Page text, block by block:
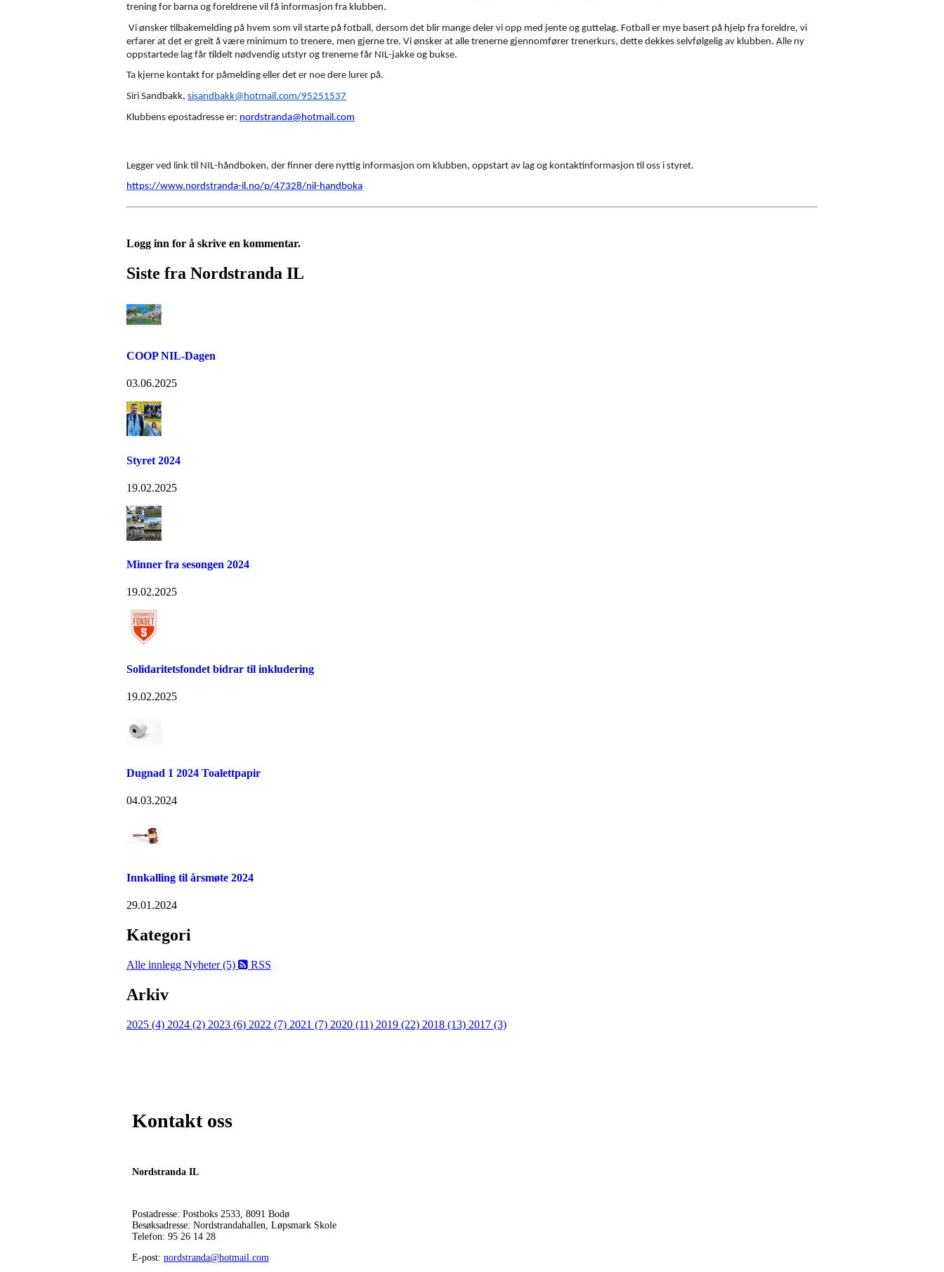
trening for barna og foreldrene vil få informasjon fra klubben.
Vi ønsker tilbakemelding på hvem som vil starte på fotball, dersom det blir mange deler vi opp med jente og guttelag. Fotball er mye basert på hjelp fra foreldre, vi
erfarer at det er greit å være minimum to trenere, men gjerne tre. Vi ønsker at alle trenerne gjennomfører trenerkurs, dette dekkes selvfølgelig av klubben. Alle ny
oppstartede lag får tildelt nødvendig utstyr og trenerne får NIL-jakke og bukse.
Ta kjerne kontakt for påmelding eller det er noe dere lurer på.
Siri Sandbakk, sisandbakk@hotmail.com/95251537
Klubbens epostadresse er: nordstranda@hotmail.com
Legger ved link til NIL-håndboken, der finner dere nyttig informasjon om klubben, oppstart av lag og kontaktinformasjon til oss i styret.
https://www.nordstranda-il.no/p/47328/nil-handboka
Logg inn for å skrive en kommentar.
Siste fra Nordstranda IL
COOP NIL-Dagen
03.06.2025
Styret 2024
19.02.2025
Minner fra sesongen 2024
19.02.2025
Solidaritetsfondet bidrar til inkludering
19.02.2025
Dugnad 1 2024 Toalettpapir
04.03.2024
Innkalling til årsmøte 2024
29.01.2024
Kategori
Alle innlegg Nyheter (5) RSS
Arkiv
2025 (4) 2024 (2) 2023 (6) 2022 (7) 2021 (7) 2020 (11) 2019 (22) 2018 (13) 2017 (3)
Kontakt oss
Nordstranda IL
Postadresse: Postboks 2533, 8091 Bodø
Besøksadresse: Nordstrandahallen, Løpsmark Skole
Telefon: 95 26 14 28
E-post: nordstranda@hotmail.com